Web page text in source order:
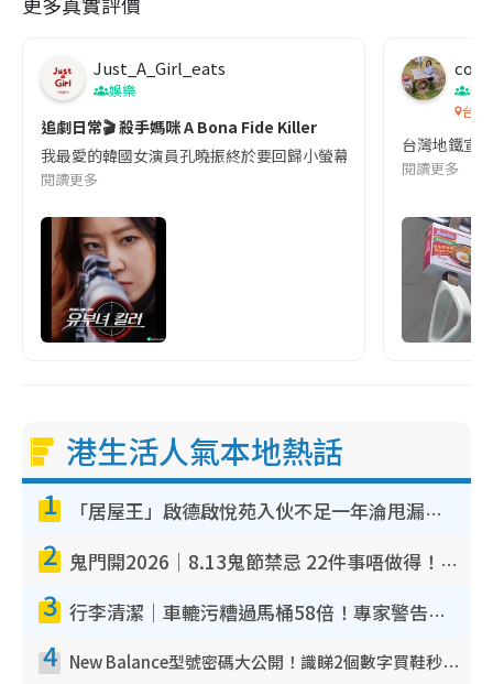
Just_A_Girl_eats
娛樂
追劇日常🎬 殺手媽咪 A Bona Fide Killer
我最愛的韓國女演員孔曉振終於要回歸小螢幕啦!這次的劇本改編
閱讀更多
co
吹
台灣
台灣地鐵宣
閱讀更多
港生活人氣本地熱話
1 「居屋王」啟德啟悅苑入伙不足一年淪甩漏之王！插頭噴火花致大停電 多戶業主全屋家電報銷
2 鬼門開2026｜8.13鬼節禁忌 22件事唔做得！燒肉、刺身要少食？半夜勿吹口哨/打呢個電話
3 行李清潔｜車轆污糟過馬桶58倍！專家警告忌用酒精抹 教1招免污手除菌
4 New Balance型號密碼大公開！識睇2個數字買鞋秒知功能免中伏 附5大熱門鞋款